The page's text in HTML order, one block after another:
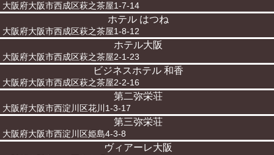
大阪府大阪市西成区萩之茶屋1-7-14
ホテル はつね
大阪府大阪市西成区萩之茶屋1-8-12
ホテル大阪
大阪府大阪市西成区萩之茶屋2-1-23
ビジネスホテル 和香
大阪府大阪市西成区萩之茶屋2-2-16
第二弥栄荘
大阪府大阪市西淀川区花川1-3-17
第三弥栄荘
大阪府大阪市西淀川区姫島4-3-8
ヴィアーレ大阪